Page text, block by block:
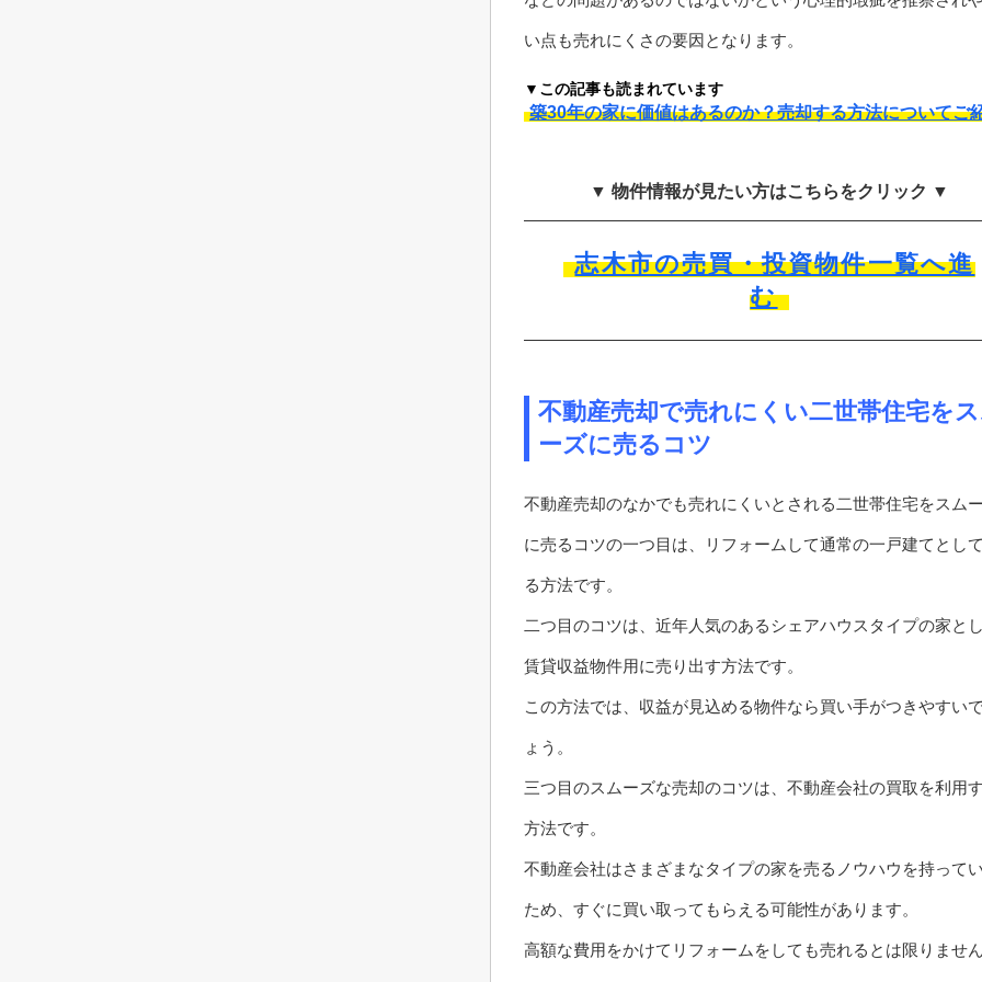
い点も売れにくさの要因となります。
▼この記事も読まれています
築30年の家に価値はあるのか？売却する方法についてご
▼ 物件情報が見たい方はこちらをクリック ▼
志木市の売買・投資物件一覧へ進
む
不動産売却で売れにくい二世帯住宅を
ーズに売るコツ
不動産売却のなかでも売れにくいとされる二世帯住宅をスム
に売るコツの一つ目は、リフォームして通常の一戸建てとし
る方法です。
二つ目のコツは、近年人気のあるシェアハウスタイプの家と
賃貸収益物件用に売り出す方法です。
この方法では、収益が見込める物件なら買い手がつきやすい
ょう。
三つ目のスムーズな売却のコツは、不動産会社の買取を利用
方法です。
不動産会社はさまざまなタイプの家を売るノウハウを持って
ため、すぐに買い取ってもらえる可能性があります。
高額な費用をかけてリフォームをしても売れるとは限りませ